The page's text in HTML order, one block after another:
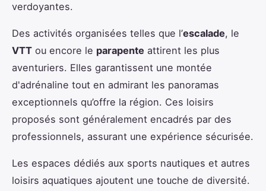
verdoyantes.
Des activités organisées telles que l’escalade, le
VTT ou encore le parapente attirent les plus
aventuriers. Elles garantissent une montée
d'adrénaline tout en admirant les panoramas
exceptionnels qu’offre la région. Ces loisirs
proposés sont généralement encadrés par des
professionnels, assurant une expérience sécurisée.
Les espaces dédiés aux sports nautiques et autres
loisirs aquatiques ajoutent une touche de diversité.